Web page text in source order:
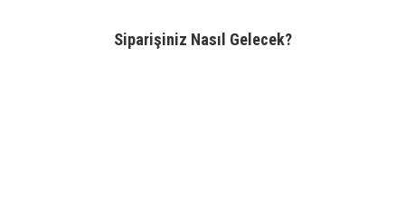
Siparişiniz Nasıl Gelecek?